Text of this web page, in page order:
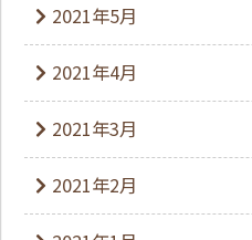
2021年5月
2021年4月
2021年3月
2021年2月